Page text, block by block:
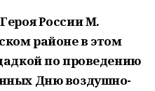
России М.
районе в этом
по проведению
Дню воздушно-